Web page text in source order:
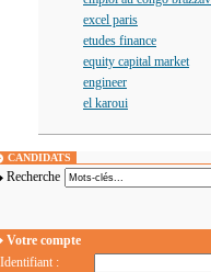
excel paris
etudes finance
equity capital market
engineer
el karoui
CANDIDATS
Recherche
Votre compte
Identifiant :